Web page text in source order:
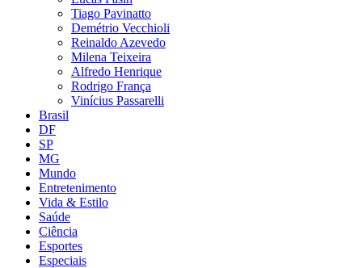
Tiago Pavinatto
Demétrio Vecchioli
Reinaldo Azevedo
Milena Teixeira
Alfredo Henrique
Rodrigo França
Vinícius Passarelli
Brasil
DF
SP
MG
Mundo
Entretenimento
Vida & Estilo
Saúde
Ciência
Esportes
Especiais